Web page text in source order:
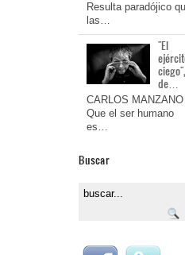
Resulta paradójico
las…
"El
de…
CARLOS MANZANO
Que el ser humano
es…
Buscar